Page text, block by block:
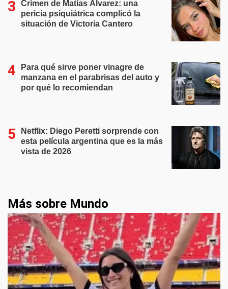
Crimen de Matías Álvarez: una
pericia psiquiátrica complicó la
situación de Victoria Cantero
Para qué sirve poner vinagre de
manzana en el parabrisas del auto y
por qué lo recomiendan
Netflix: Diego Peretti sorprende con
esta película argentina que es la más
vista de 2026
Más sobre Mundo